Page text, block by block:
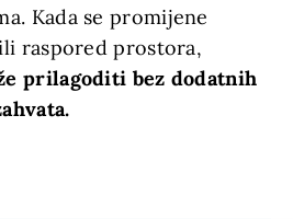
Kada se promijene
raspored prostora,
prilagoditi bez dodatnih